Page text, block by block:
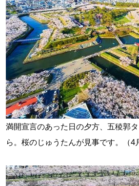
満開宣言のあった日の夕方、五稜郭
ら。桜のじゅうたんが見事です。（4